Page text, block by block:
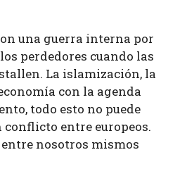
una guerra interna por
perdedores cuando las
La islamización, la
con la agenda
todo esto no puede
conflicto entre europeos.
nosotros mismos